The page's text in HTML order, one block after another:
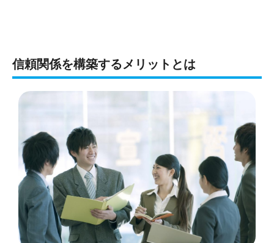
信頼関係を構築するメリットとは